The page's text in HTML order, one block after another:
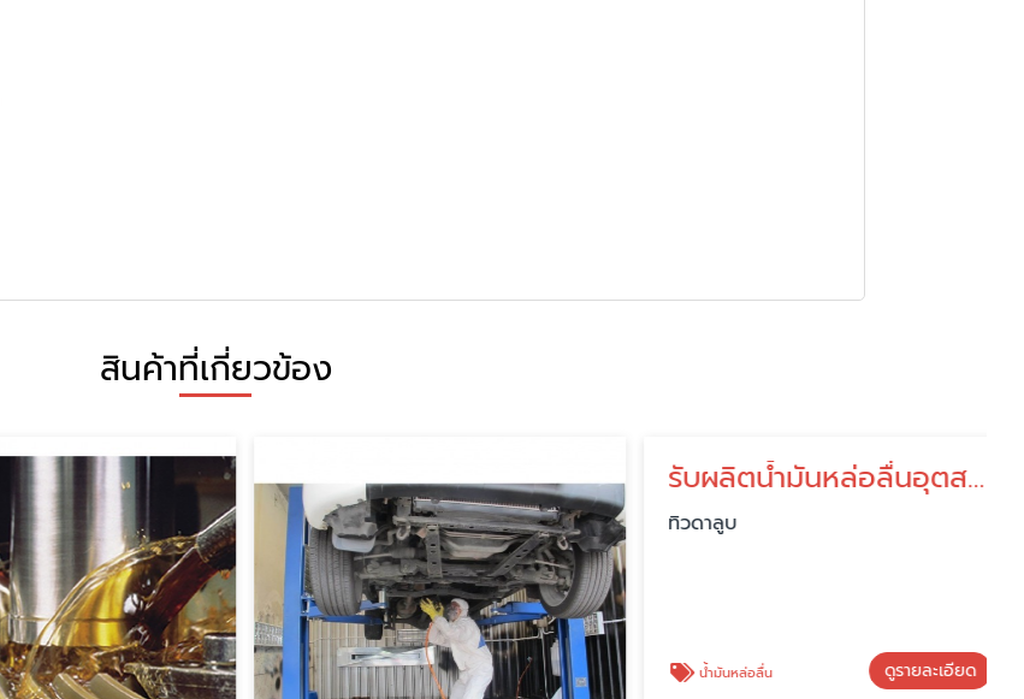
สินค้าที่เกี่ยวข้อง